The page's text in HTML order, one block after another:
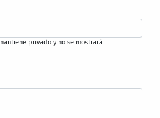
privado y no se mostrará